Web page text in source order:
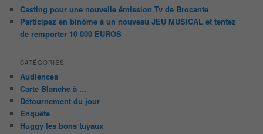
Casting pour une nouvelle émission Tv de Brocante
Participez en binôme à un nouveau JEU MUSICAL et tentez
de remporter 10 000 EUROS
CATÉGORIES
Audiences
Carte Blanche à …
Détournement du jour
Enquête
Huggy les bons tuyaux